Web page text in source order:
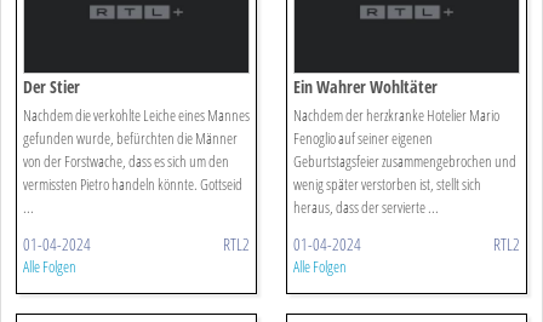
Der Stier
Nachdem die verkohlte Leiche eines Mannes
gefunden wurde, befürchten die Männer
von der Forstwache, dass es sich um den
vermissten Pietro handeln könnte. Gottseid
...
01-04-2024 RTL2
Alle Folgen
Ein Wahrer Wohltäter
Nachdem der herzkranke Hotelier Mario
Fenoglio auf seiner eigenen
Geburtstagsfeier zusammengebrochen und
wenig später verstorben ist, stellt sich
heraus, dass der servierte ...
01-04-2024 RTL2
Alle Folgen